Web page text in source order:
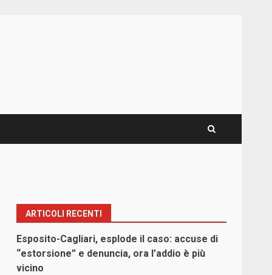
ARTICOLI RECENTI
Esposito-Cagliari, esplode il caso: accuse di
“estorsione” e denuncia, ora l’addio è più
vicino